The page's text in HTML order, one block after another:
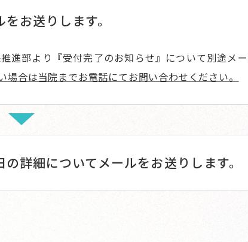
お送りします。
進部より『受付完了のお知らせ』について別途メ
合は当院までお電話にてお問い合わせください。
詳細についてメールをお送りします。